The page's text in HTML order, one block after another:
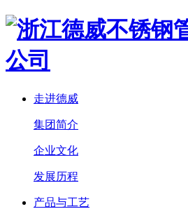
走进德威
集团简介
企业文化
发展历程
产品与工艺